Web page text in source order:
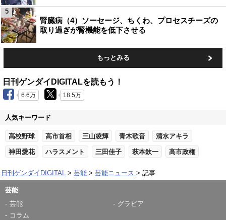
腎臓病（4）ソーセージ、ちくわ、プロセスチーズの
取り過ぎが腎機能を低下させる
5
もっとみる
日刊ゲンダイDIGITALを読もう！
6.6万 18.5万
人気キーワード
高校野球 高市首相 三山凌輝 青木歌音 清水アキラ
神田愛花 ハラスメント 三田佳子 萩本欽一 高市政権
日刊ゲンダイDIGITAL 芸能 芸能ニュース 記事
芸能
芸能
グラビア
コラム